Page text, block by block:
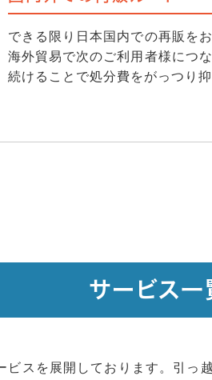
できる限り日本国内での再販を
海外貿易で次のご利用者様につ
続けることで処分費をがっつり
サービス一
ビスを展開しております。引っ